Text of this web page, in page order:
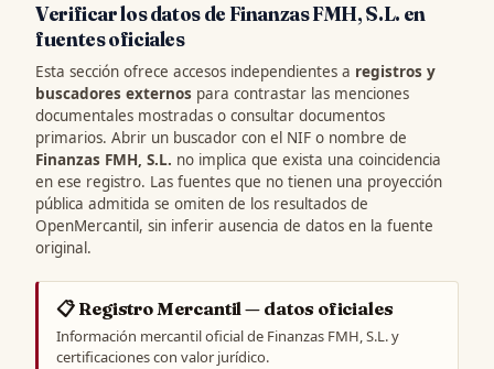
Verificar los datos de Finanzas FMH, S.L. en
fuentes oficiales
Esta sección ofrece accesos independientes a registros y
buscadores externos para contrastar las menciones
documentales mostradas o consultar documentos
primarios. Abrir un buscador con el NIF o nombre de
Finanzas FMH, S.L. no implica que exista una coincidencia
en ese registro. Las fuentes que no tienen una proyección
pública admitida se omiten de los resultados de
OpenMercantil, sin inferir ausencia de datos en la fuente
original.
📋 Registro Mercantil — datos oficiales
Información mercantil oficial de Finanzas FMH, S.L. y
certificaciones con valor jurídico.